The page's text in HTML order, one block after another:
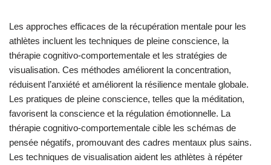
Les approches efficaces de la récupération mentale pour les
athlètes incluent les techniques de pleine conscience, la
thérapie cognitivo-comportementale et les stratégies de
visualisation. Ces méthodes améliorent la concentration,
réduisent l’anxiété et améliorent la résilience mentale globale.
Les pratiques de pleine conscience, telles que la méditation,
favorisent la conscience et la régulation émotionnelle. La
thérapie cognitivo-comportementale cible les schémas de
pensée négatifs, promouvant des cadres mentaux plus sains.
Les techniques de visualisation aident les athlètes à répéter